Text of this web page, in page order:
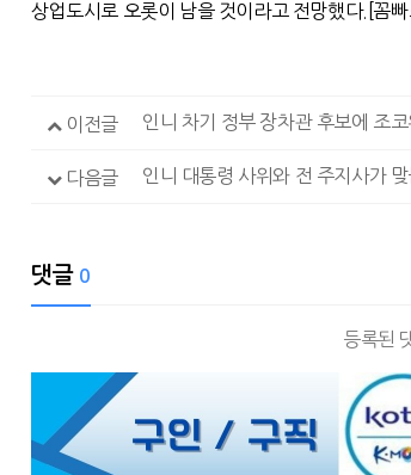
상업도시로 오롯이 남을 것이라고 전망했다.[ 꼼
이전글 인니 차기 정부 장차관 후보에 조
다음글 인니 대통령 사위와 전 주지사가
댓글 0
등록된